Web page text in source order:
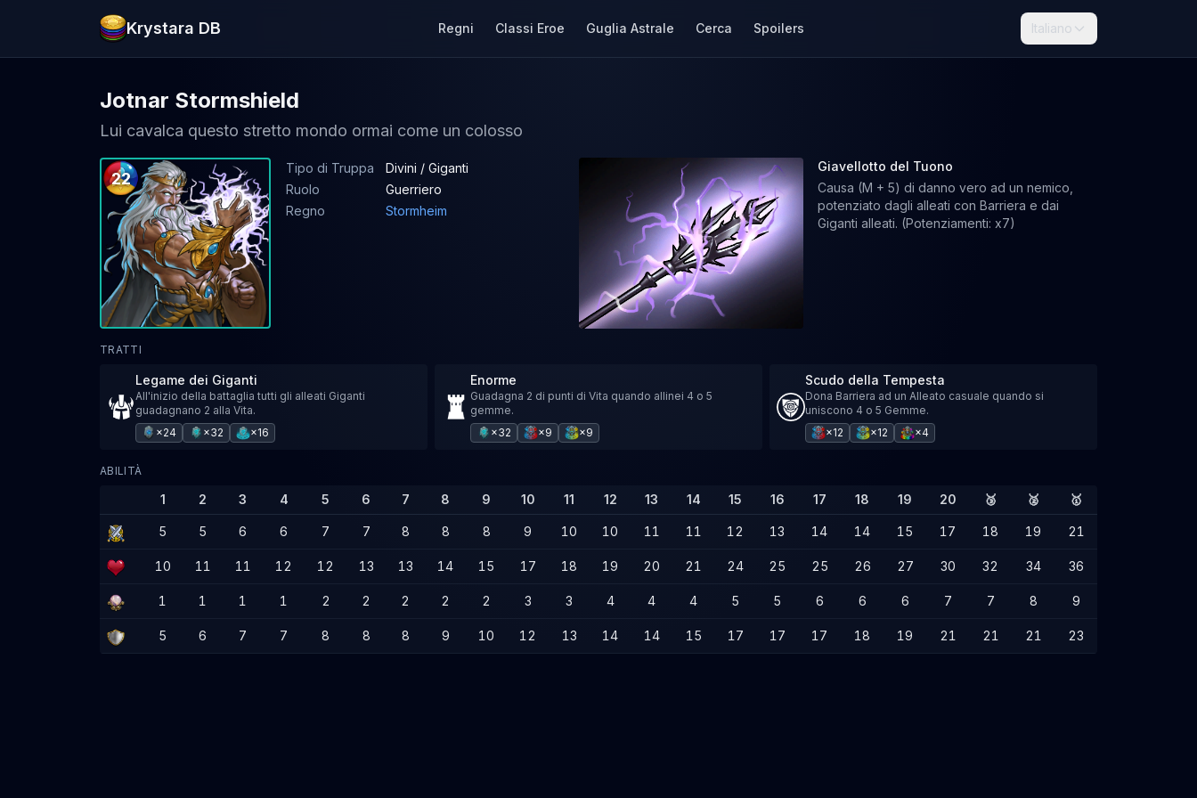
Krystara DB Regni Classi Eroe Guglia Astrale Cerca Spoilers Italiano
Jotnar Stormshield
Lui cavalca questo stretto mondo ormai come un colosso
22
Tipo di Truppa
Divini / Giganti
Ruolo
Guerriero
Regno
Stormheim
Giavellotto del Tuono
Causa (M + 5) di danno vero ad un nemico,
potenziato dagli alleati con Barriera e dai
Giganti alleati. (Potenziamenti: x7)
TRATTI
Legame dei Giganti
All'inizio della battaglia tutti gli alleati Giganti
guadagnano 2 alla Vita.
×24
×32 ×16
Enorme
Guadagna 2 di punti di Vita quando allinei 4 o 5
gemme.
×32
×9 ×9
Scudo della Tempesta
Dona Barriera ad un Alleato casuale quando si
uniscono 4 o 5 Gemme.
×12
×12 ×4
ABILITÀ
1 2 3 4 5 6 7 8 9 10 11 12 13 14 15 16 17 18 19 20 🥉 🥈 🥇
5 5 6 6 7 7 8 8 8 9 10 10 11 11 12 13 14 14 15 17 18 19 21
10 11 11 12 12 13 13 14 15 17 18 19 20 21 24 25 25 26 27 30 32 34 36
1 1 1 1 2 2 2 2 2 3 3 4 4 4 5 5 6 6 6 7 7 8 9
5 6 7 7 8 8 8 9 10 12 13 14 14 15 17 17 17 18 19 21 21 21 23